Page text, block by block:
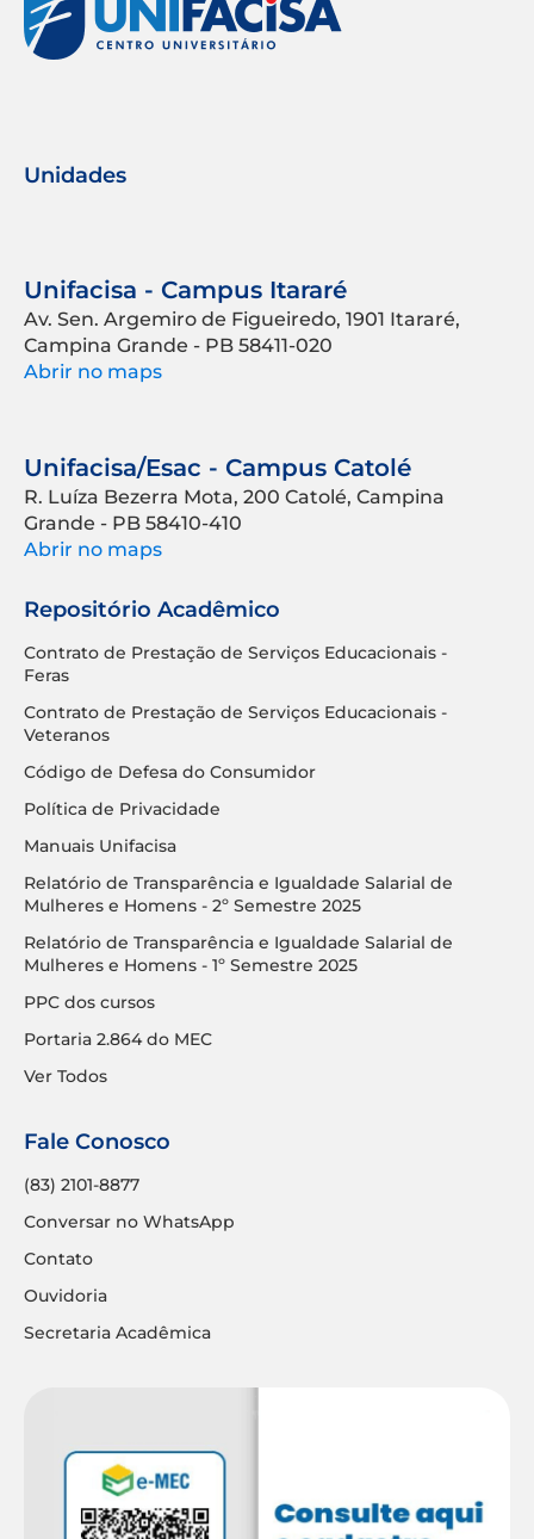
Unidades
Unifacisa - Campus Itararé
Av. Sen. Argemiro de Figueiredo, 1901 Itararé,
Campina Grande - PB 58411-020
Abrir no maps
Unifacisa/Esac - Campus Catolé
R. Luíza Bezerra Mota, 200 Catolé, Campina
Grande - PB 58410-410
Abrir no maps
Repositório Acadêmico
Contrato de Prestação de Serviços Educacionais -
Feras
Contrato de Prestação de Serviços Educacionais -
Veteranos
Código de Defesa do Consumidor
Política de Privacidade
Manuais Unifacisa
Relatório de Transparência e Igualdade Salarial de
Mulheres e Homens - 2º Semestre 2025
Relatório de Transparência e Igualdade Salarial de
Mulheres e Homens - 1º Semestre 2025
PPC dos cursos
Portaria 2.864 do MEC
Ver Todos
Fale Conosco
(83) 2101-8877
Conversar no WhatsApp
Contato
Ouvidoria
Secretaria Acadêmica